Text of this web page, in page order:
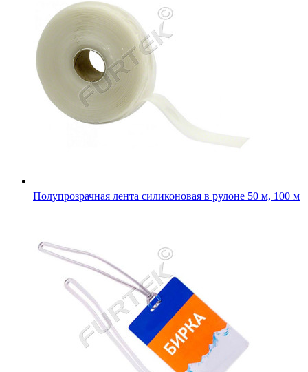
Полупрозрачная лента силиконовая в рулоне 50 м, 100 м